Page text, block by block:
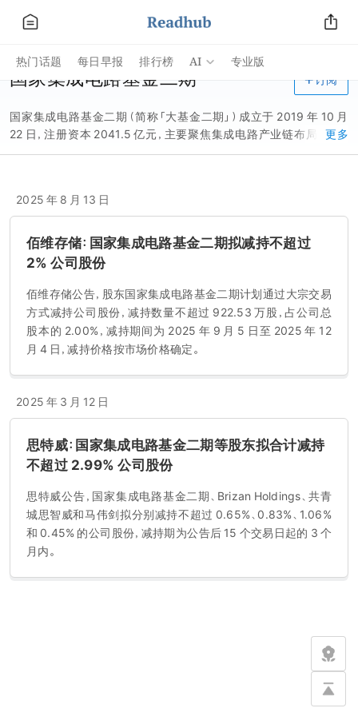
热门话题 每日早报 排行榜 AI 专业版
国家集成电路基金二期
国家集成电路基金二期（简称「大基金二期」）成立于 2019 年 10 月
22 日，注册资本 2041.5 亿元，主要聚焦集成电路产业链布局，重点
投向芯片制造及设备材料、芯片设计、封装测试等产业链环节，支持
更多
订阅
2025 年 8 月 13 日
佰维存储：国家集成电路基金二期拟减持不超过
2% 公司股份
佰维存储公告，股东国家集成电路基金二期计划通过大宗交易
方式减持公司股份，减持数量不超过 922.53 万股，占公司总
股本的 2.00%，减持期间为 2025 年 9 月 5 日至 2025 年 12
月 4 日，减持价格按市场价格确定。
2025 年 3 月 12 日
思特威：国家集成电路基金二期等股东拟合计减持
不超过 2.99% 公司股份
思特威公告，国家集成电路基金二期、Brizan Holdings、共青
城思智威和马伟剑拟分别减持不超过 0.65%、0.83%、1.06%
和 0.45% 的公司股份，减持期为公告后 15 个交易日起的 3 个
月内。